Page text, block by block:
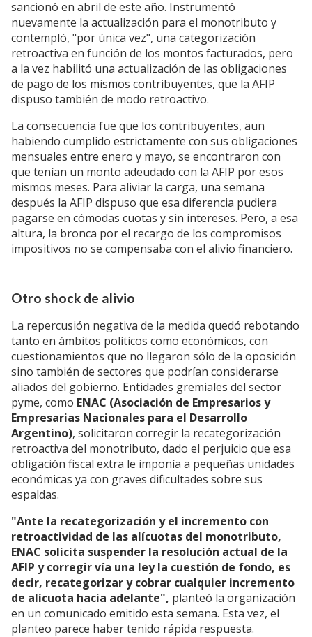
sancionó en abril de este año. Instrumentó
nuevamente la actualización para el monotributo y
contempló, "por única vez", una categorización
retroactiva en función de los montos facturados, pero
a la vez habilitó una actualización de las obligaciones
de pago de los mismos contribuyentes, que la AFIP
dispuso también de modo retroactivo.
La consecuencia fue que los contribuyentes, aun
habiendo cumplido estrictamente con sus obligaciones
mensuales entre enero y mayo, se encontraron con
que tenían un monto adeudado con la AFIP por esos
mismos meses. Para aliviar la carga, una semana
después la AFIP dispuso que esa diferencia pudiera
pagarse en cómodas cuotas y sin intereses. Pero, a esa
altura, la bronca por el recargo de los compromisos
impositivos no se compensaba con el alivio financiero.
Otro shock de alivio
La repercusión negativa de la medida quedó rebotando
tanto en ámbitos políticos como económicos, con
cuestionamientos que no llegaron sólo de la oposición
sino también de sectores que podrían considerarse
aliados del gobierno. Entidades gremiales del sector
pyme, como ENAC (Asociación de Empresarios y
Empresarias Nacionales para el Desarrollo
Argentino), solicitaron corregir la recategorización
retroactiva del monotributo, dado el perjuicio que esa
obligación fiscal extra le imponía a pequeñas unidades
económicas ya con graves dificultades sobre sus
espaldas.
"Ante la recategorización y el incremento con
retroactividad de las alícuotas del monotributo,
ENAC solicita suspender la resolución actual de la
AFIP y corregir vía una ley la cuestión de fondo, es
decir, recategorizar y cobrar cualquier incremento
de alícuota hacia adelante", planteó la organización
en un comunicado emitido esta semana. Esta vez, el
planteo parece haber tenido rápida respuesta.